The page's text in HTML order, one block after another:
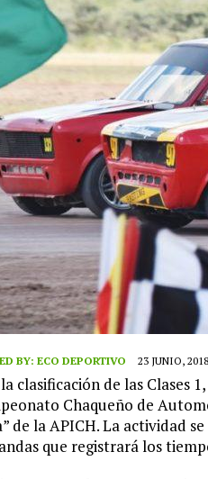
BY: ECO DEPORTIVO 23 JUNIO, 2018
clasificación de las Clases
Chaqueño de
de la APICH. La actividad
que registrará los